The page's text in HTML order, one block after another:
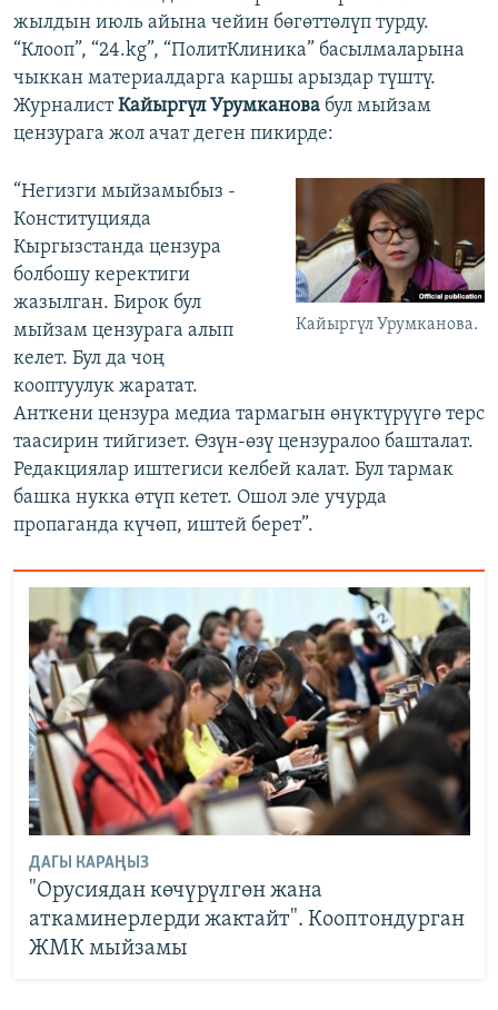
жылдын июль айына чейин бөгөттөлүп турду.
“Клооп”, “24.kg”, “ПолитКлиника” басылмаларына
чыккан материалдарга каршы арыздар түштү.
ЖурналистКайыргүл Урумканова бул мыйзам
цензурага жол ачат деген пикирде:
Кайыргүл Урумканова.
“Негизги мыйзамыбыз -
Конституцияда
Кыргызстанда цензура
болбошу керектиги
жазылган. Бирок бул
мыйзам цензурага алып
келет. Бул да чоң
кооптуулук жаратат.
Анткени цензура медиа тармагын өнүктүрүүгө терс
таасирин тийгизет. Өзүн-өзү цензуралоо башталат.
Редакциялар иштегиси келбей калат. Бул тармак
башка нукка өтүп кетет. Ошол эле учурда
пропаганда күчөп, иштей берет”.
ДАГЫ КАРАҢЫЗ
"Орусиядан көчүрүлгөн жана
аткаминерлерди жактайт". Кооптондурган
ЖМК мыйзамы